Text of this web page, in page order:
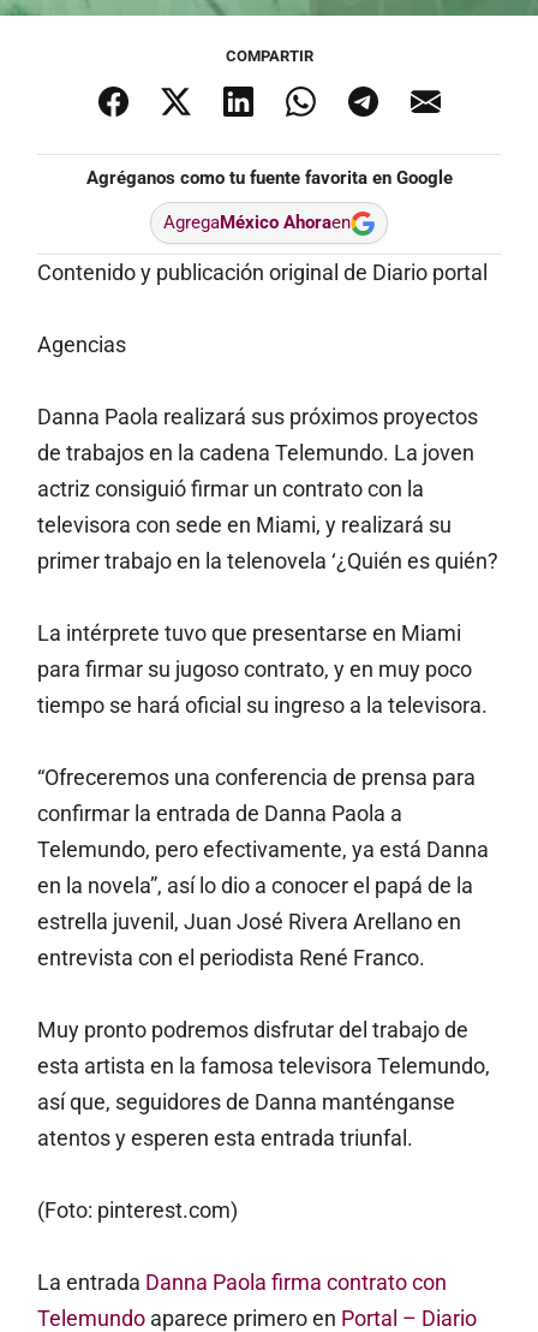
COMPARTIR
Agréganos como tu fuente favorita en Google
AgregaMéxico Ahoraen
Contenido y publicación original de Diario portal
Agencias
Danna Paola realizará sus próximos proyectos
de trabajos en la cadena Telemundo. La joven
actriz consiguió firmar un contrato con la
televisora con sede en Miami, y realizará su
primer trabajo en la telenovela ‘¿Quién es quién?
La intérprete tuvo que presentarse en Miami
para firmar su jugoso contrato, y en muy poco
tiempo se hará oficial su ingreso a la televisora.
“Ofreceremos una conferencia de prensa para
confirmar la entrada de Danna Paola a
Telemundo, pero efectivamente, ya está Danna
en la novela”, así lo dio a conocer el papá de la
estrella juvenil, Juan José Rivera Arellano en
entrevista con el periodista René Franco.
Muy pronto podremos disfrutar del trabajo de
esta artista en la famosa televisora Telemundo,
así que, seguidores de Danna manténganse
atentos y esperen esta entrada triunfal.
(Foto: pinterest.com)
La entrada Danna Paola firma contrato con
Telemundoaparece primero en Portal – Diario